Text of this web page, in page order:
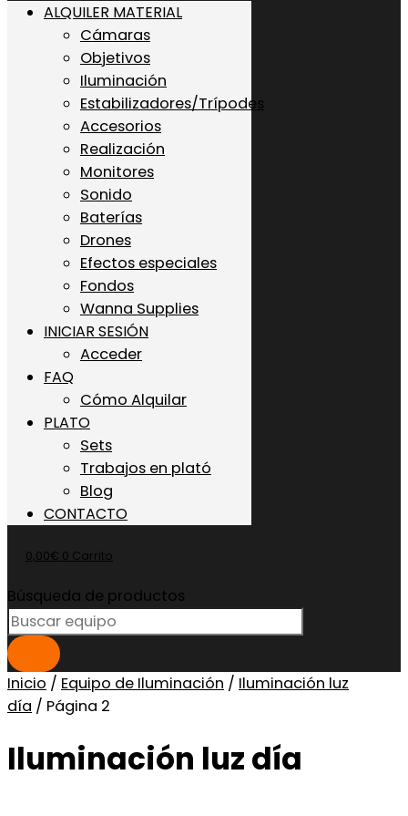
ALQUILER MATERIAL
Cámaras
Objetivos
Iluminación
Estabilizadores/Trípodes
Accesorios
Realización
Monitores
Sonido
Baterías
Drones
Efectos especiales
Fondos
Wanna Supplies
INICIAR SESIÓN
Acceder
FAQ
Cómo Alquilar
PLATO
Sets
Trabajos en plató
Blog
CONTACTO
0,00€ 0 Carrito
Búsqueda de productos
Inicio / Equipo de Iluminación / Iluminación luz
día / Página 2
Iluminación luz día